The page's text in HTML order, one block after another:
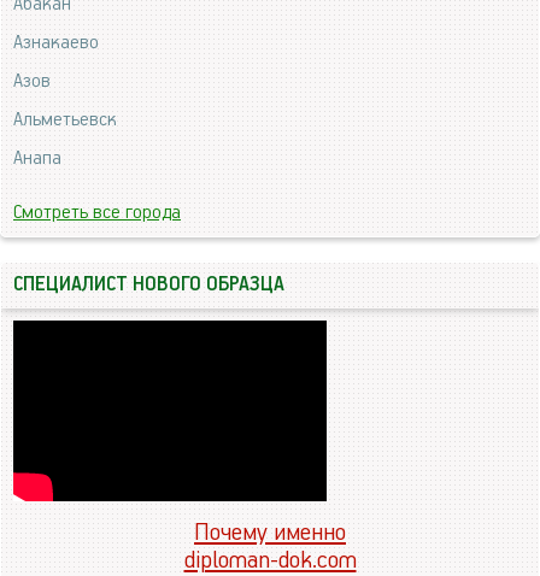
Азнакаево
Азов
Альметьевск
Анапа
Смотреть все города
СПЕЦИАЛИСТ НОВОГО ОБРАЗЦА
Почему именно
diploman-dok.com